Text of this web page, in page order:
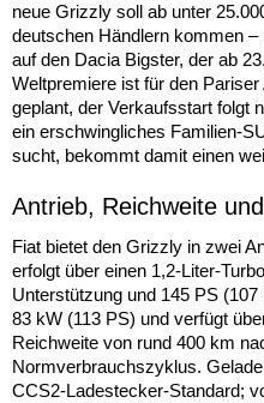
neue Grizzly soll ab unter
deutschen Händlern kommen
auf den Dacia Bigster, der ab
Weltpremiere ist für den
geplant, der Verkaufsstart folgt
ein erschwingliches Familien-
sucht, bekommt damit einen
Antrieb, Reichweite
Fiat bietet den Grizzly in zwei
erfolgt über einen 1,2-Liter-
Unterstützung und 145 PS
83 kW (113 PS) und verfügt
Reichweite von rund 400 km
Normverbrauchszyklus.
CCS2-Ladestecker-Standard;